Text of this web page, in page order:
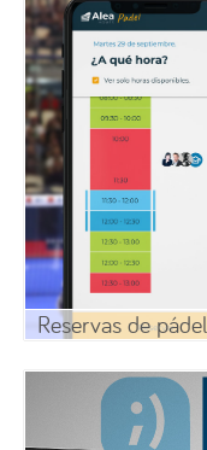
Reservas de pádel